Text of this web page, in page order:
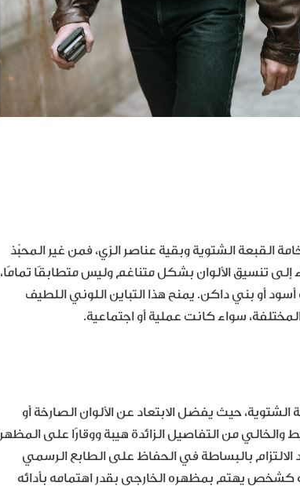
القبعة الشتوية وبقية عناصر الزي، فمن غير المحبّذ
تنسيق الألوان بشكل متناغم وليس متطابقًا تمامًا،
أو بني داكن. يمنح هذا التباين اللوني اللطيف
سواء كانت عملية أو اجتماعية.
حيث يفضل الابتعاد عن الألوان الصارخة أو
من التفاصيل الزائدة هيبة ووقارًا على المظهر
بالبساطة في الحفاظ على الطابع الرسمي
يهتم بمظهره الخارجي بقدر اهتمامه بأدائه